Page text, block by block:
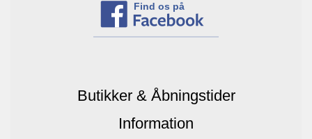
Find os på
Butikker & Åbningstider
Information